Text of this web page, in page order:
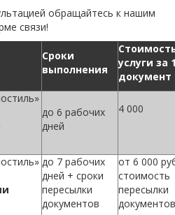
обращайтесь к нашим
связи!
Сроки
выполнения
услуги за
документ
до 6 рабочих
дней
4 000
до 7 рабочих
дней + сроки
пересылки
документов
от 6 000
стоимость
пересылки
документов